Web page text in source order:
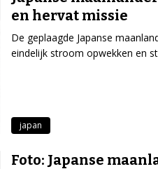
en hervat missie
De geplaagde Japanse
eindelijk stroom opwekken en
japan
Foto: Japanse